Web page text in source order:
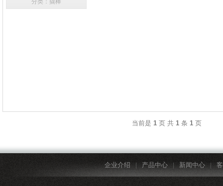
分类：撬棒
当前是 1页 共 1条 1页
企业介绍 产品中心 新闻中心